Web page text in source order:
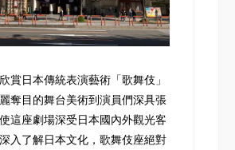
賞日本傳統表演藝術「歌舞伎」
奪目的舞台美術到演員們深具張
這座劇場深受日本國內外觀光客
入了解日本文化，歌舞伎座絕對